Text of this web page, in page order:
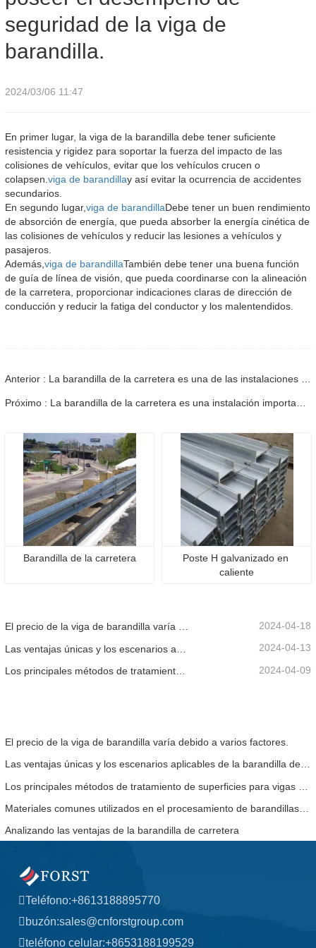
seguridad de la viga de
barandilla.
2024/03/06 11:47
En primer lugar, la viga de la barandilla debe tener suficiente
resistencia y rigidez para soportar la fuerza del impacto de las
colisiones de vehículos, evitar que los vehículos crucen o
colapsen. viga de barandillay así evitar la ocurrencia de accidentes
secundarios.
En segundo lugar,viga de barandillaDebe tener un buen rendimiento
de absorción de energía, que pueda absorber la energía cinética de
las colisiones de vehículos y reducir las lesiones a vehículos y
pasajeros.
Además, viga de barandillaTambién debe tener una buena función
de guía de línea de visión, que pueda coordinarse con la alineación
de la carretera, proporcionar indicaciones claras de dirección de
conducción y reducir la fatiga del conductor y los malentendidos.
Barandilla de la carretera
Poste H galvanizado en
caliente
El precio de la viga de barandilla varía debido a varios factores. 2024-04-18
2024-04-13
2024-04-09
El precio de la viga de barandilla varía debido a varios factores.
Las ventajas únicas y los escenarios aplicables de la barandilla de la carretera.
Analizando las ventajas de la barandilla de carretera
Teléfono:+8613188895770
buzón:sales@cnforstgroup.com
teléfono celular:+8653188199529